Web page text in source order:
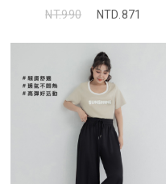
NT.990
NTD.871